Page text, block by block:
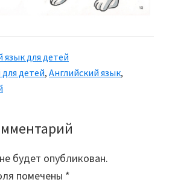
язык для детей
детей, Английский язык,
будет опубликован.
помечены *